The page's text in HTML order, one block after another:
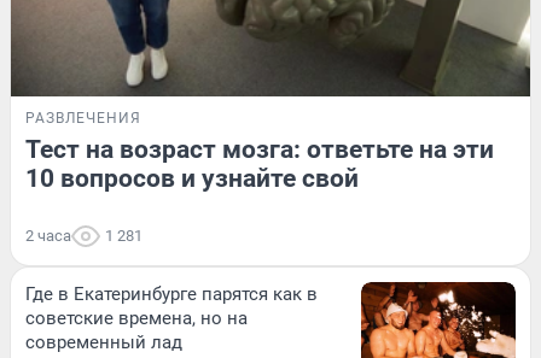
РАЗВЛЕЧЕНИЯ
Тест на возраст мозга: ответьте на эти
10 вопросов и узнайте свой
2 часа 1 281
Где в Екатеринбурге парятся как в
советские времена, но на
современный лад